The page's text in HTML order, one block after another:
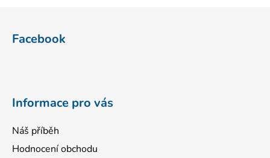
Facebook
Informace pro vás
Náš příběh
Hodnocení obchodu